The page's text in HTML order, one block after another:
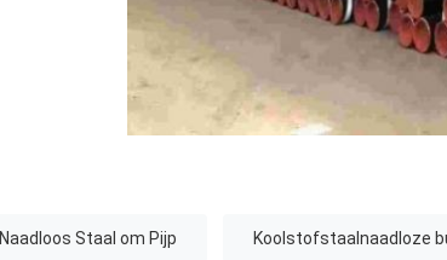
Naadloos Staal om Pijp Koolstofstaalnaadloze